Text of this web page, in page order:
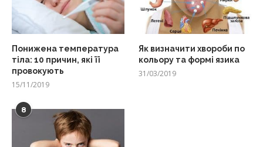
Понижена температура
тіла: 10 причин, які її
провокують
15/11/2019
Як визначити хвороби по
кольору та формі язика
31/03/2019
8